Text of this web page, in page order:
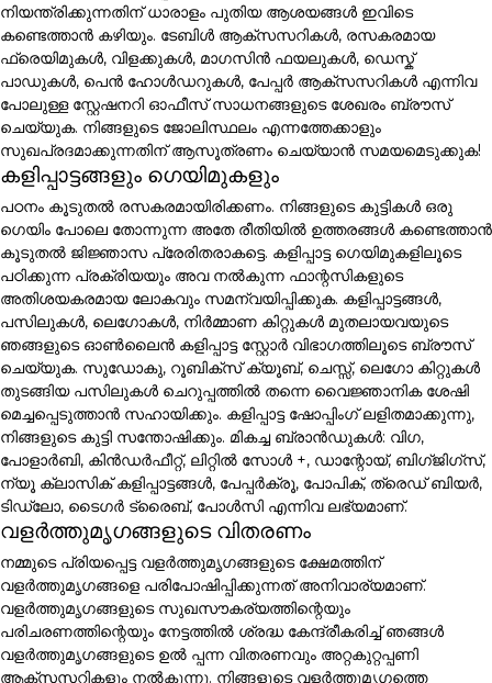
നിയന്ത്രിക്കുന്നതിന് ധാരാളം പുതിയ ആശയങ്ങൾ ഇവിടെ
കണ്ടെത്താൻ കഴിയും. ടേബിൾ ആക്സസറികൾ, രസകരമായ
ഫ്രെയിമുകൾ, വിളക്കുകൾ, മാഗസിൻ ഫയലുകൾ, ഡെസ്ക്
പാഡുകൾ, പെൻ ഹോൾഡറുകൾ, പേപ്പർ ആക്സസറികൾ എന്നിവ
പോലുള്ള സ്റ്റേഷനറി ഓഫീസ് സാധനങ്ങളുടെ ശേഖരം ബ്രൗസ്
ചെയ്യുക. നിങ്ങളുടെ ജോലിസ്ഥലം എന്നത്തേക്കാളും
സുഖപ്രദമാക്കുന്നതിന് ആസൂത്രണം ചെയ്യാൻ സമയമെടുക്കുക!
കളിപ്പാട്ടങ്ങളും ഗെയിമുകളും
പഠനം കൂടുതൽ രസകരമായിരിക്കണം. നിങ്ങളുടെ കുട്ടികൾ ഒരു
ഗെയിം പോലെ തോന്നുന്ന അതേ രീതിയിൽ ഉത്തരങ്ങൾ കണ്ടെത്താൻ
കൂടുതൽ ജിജ്ഞാസ പ്രേരിതരാകട്ടെ. കളിപ്പാട്ട ഗെയിമുകളിലൂടെ
പഠിക്കുന്ന പ്രക്രിയയും അവ നൽകുന്ന ഫാന്റസികളുടെ
അതിശയകരമായ ലോകവും സമന്വയിപ്പിക്കുക. കളിപ്പാട്ടങ്ങൾ,
പസിലുകൾ, ലെഗോകൾ, നിർമ്മാണ കിറ്റുകൾ മുതലായവയുടെ
ഞങ്ങളുടെ ഓൺലൈൻ കളിപ്പാട്ട സ്റ്റോർ വിഭാഗത്തിലൂടെ ബ്രൗസ്
ചെയ്യുക. സുഡോകു, റൂബിക്സ് ക്യൂബ്, ചെസ്സ്, ലെഗോ കിറ്റുകൾ
തുടങ്ങിയ പസിലുകൾ ചെറുപ്പത്തിൽ തന്നെ വൈജ്ഞാനിക ശേഷി
മെച്ചപ്പെടുത്താൻ സഹായിക്കും. കളിപ്പാട്ട ഷോപ്പിംഗ് ലളിതമാക്കുന്നു,
നിങ്ങളുടെ കുട്ടി സന്തോഷിക്കും. മികച്ച ബ്രാൻഡുകൾ: വിഗ,
പോളാർബി, കിൻഡർഫീറ്റ്, ലിറ്റിൽ സോൾ +, ഡാന്റോയ്, ബിഗ്ജിഗ്സ്,
ന്യൂ ക്ലാസിക് കളിപ്പാട്ടങ്ങൾ, പേപ്പർക്രൂ, പോപിക്, ത്രെഡ് ബിയർ,
ടിഡ്ലോ, ടൈഗർ ട്രൈബ്, പോൾസി എന്നിവ ലഭ്യമാണ്.
വളർത്തുമൃഗങ്ങളുടെ വിതരണം
നമ്മുടെ പ്രിയപ്പെട്ട വളർത്തുമൃഗങ്ങളുടെ ക്ഷേമത്തിന്
വളർത്തുമൃഗങ്ങളെ പരിപോഷിപ്പിക്കുന്നത് അനിവാര്യമാണ്.
വളർത്തുമൃഗങ്ങളുടെ സുഖസൗകര്യത്തിന്റെയും
പരിചരണത്തിന്റെയും നേട്ടത്തിൽ ശ്രദ്ധ കേന്ദ്രീകരിച്ച് ഞങ്ങൾ
വളർത്തുമൃഗങ്ങളുടെ ഉൽ പ്പന്ന വിതരണവും അറ്റകുറ്റപ്പണി
ആക്സസറികളും നൽകുന്നു. നിങ്ങളുടെ വളർത്തുമൃഗത്തെ